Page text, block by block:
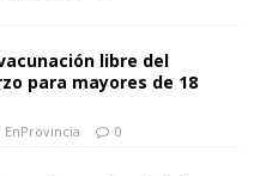
libre del
para mayores de 18
EnProvincia 0